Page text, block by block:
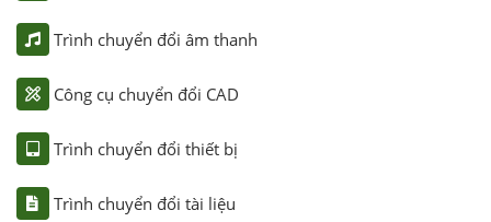
Trình chuyển đổi âm thanh
Công cụ chuyển đổi CAD
Trình chuyển đổi thiết bị
Trình chuyển đổi tài liệu